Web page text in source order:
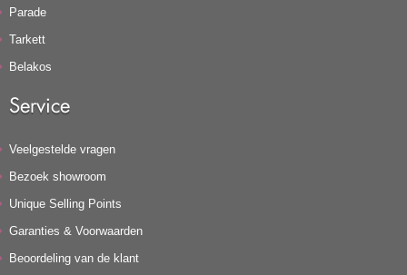
Parade
Tarkett
Belakos
Service
Veelgestelde vragen
Bezoek showroom
Unique Selling Points
Garanties & Voorwaarden
Beoordeling van de klant